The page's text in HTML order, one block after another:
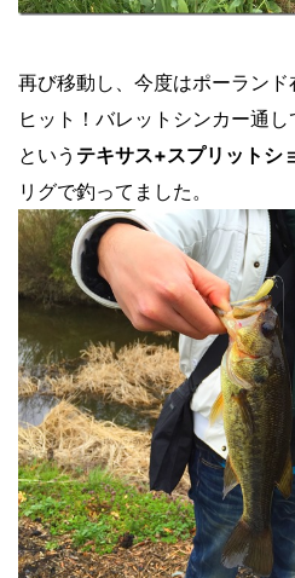
再び移動し、今度はポーラン
ヒット！バレットシンカー通
という テキサス+スプリットシ
リグで釣ってました。